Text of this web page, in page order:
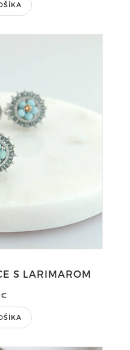
S LARIMAROM